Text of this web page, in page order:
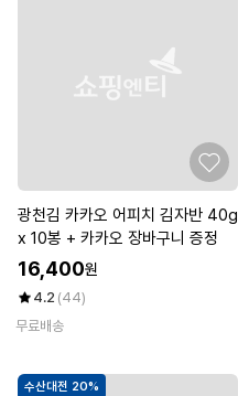
광천김 카카오 어피치 김자반 40g
x 10봉 + 카카오 장바구니 증정
16,400원
4.2 (44)
무료배송
수산대전 20%